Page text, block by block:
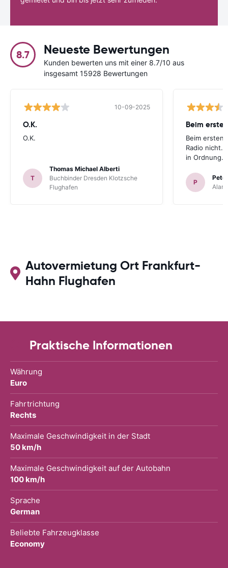
8.7 Neueste Bewertungen
Kunden bewerten uns mit einer 8.7/10 aus
insgesamt 15928 Bewertungen
10-09-2025
O.K.
O.K.
T
Thomas Michael Alberti
Buchbinder Dresden Klotzsche
Flughafen
Beim
Beim ersten
Radio nicht.
in Ordnung.
P
Autovermietung Ort Frankfurt-
Hahn Flughafen
Praktische Informationen
Währung
Euro
Fahrtrichtung
Rechts
Maximale Geschwindigkeit in der Stadt
50 km/h
Maximale Geschwindigkeit auf der Autobahn
100 km/h
Sprache
German
Beliebte Fahrzeugklasse
Economy